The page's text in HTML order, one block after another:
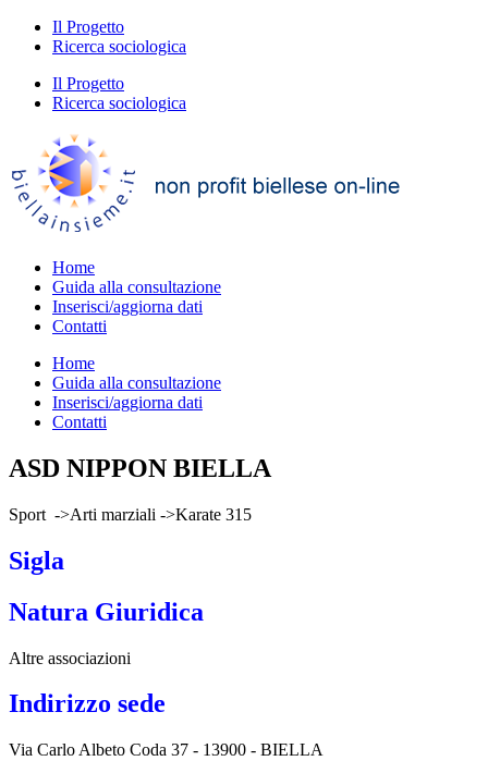
Il Progetto
Ricerca sociologica
Il Progetto
Ricerca sociologica
Home
Guida alla consultazione
Inserisci/aggiorna dati
Contatti
Home
Guida alla consultazione
Inserisci/aggiorna dati
Contatti
ASD NIPPON BIELLA
Sport ->Arti marziali ->Karate 315
Sigla
Natura Giuridica
Altre associazioni
Indirizzo sede
Via Carlo Albeto Coda 37 - 13900 - BIELLA